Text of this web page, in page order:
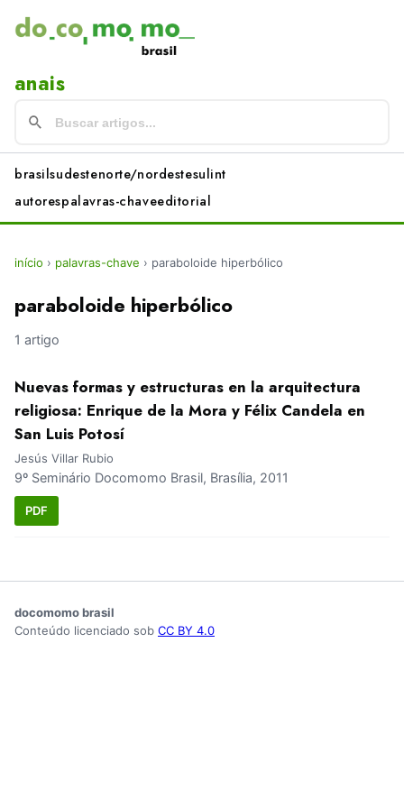
anais
brasilsudestenorte/nordestesulint
autorespalavras-chaveeditorial
início › palavras-chave › paraboloide hiperbólico
paraboloide hiperbólico
1 artigo
Nuevas formas y estructuras en la arquitectura
religiosa: Enrique de la Mora y Félix Candela en
San Luis Potosí
Jesús Villar Rubio
9º Seminário Docomomo Brasil, Brasília, 2011
PDF
docomomo brasil
Conteúdo licenciado sob CC BY 4.0